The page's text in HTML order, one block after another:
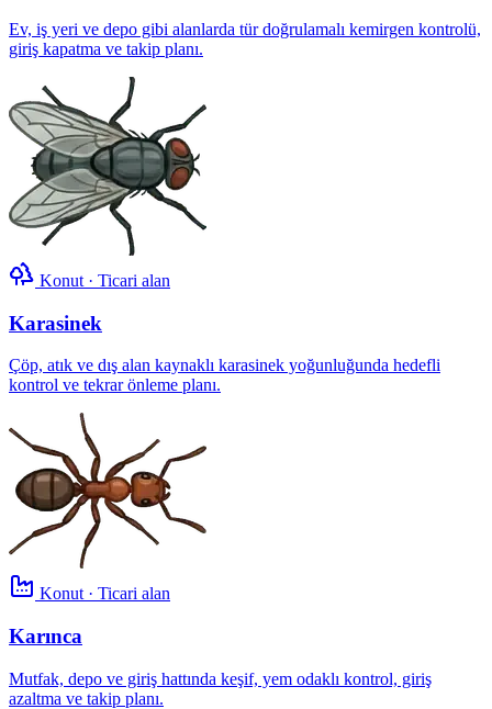
Ev, iş yeri ve depo gibi alanlarda tür doğrulamalı kemirgen kontrolü,
giriş kapatma ve takip planı.
Konut · Ticari alan
Karasinek
Çöp, atık ve dış alan kaynaklı karasinek yoğunluğunda hedefli
kontrol ve tekrar önleme planı.
Konut · Ticari alan
Karınca
Mutfak, depo ve giriş hattında keşif, yem odaklı kontrol, giriş
azaltma ve takip planı.